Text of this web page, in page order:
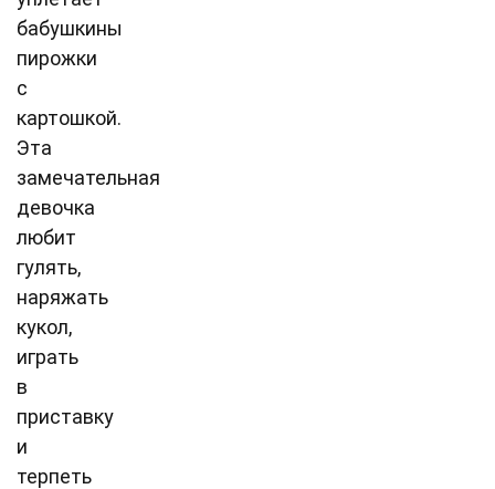
бабушкины
пирожки
с
картошкой.
Эта
замечательная
девочка
любит
гулять,
наряжать
кукол,
играть
в
приставку
и
терпеть